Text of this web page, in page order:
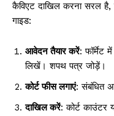
कैविएट दाखिल करना सरल
गाइड:
आवेदन तैयार करें: फॉर्मेट
लिखें। शपथ पत्र जोड़ें।
कोर्ट फीस लगाएं: संबंधित
दाखिल करें: कोर्ट काउंटर